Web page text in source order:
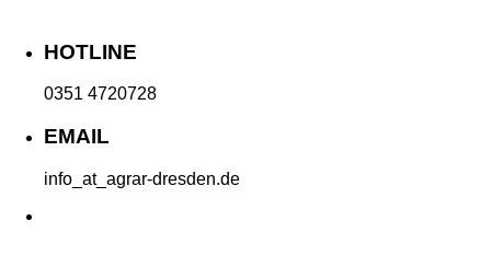
HOTLINE
0351 4720728
EMAIL
info _at_ agrar-dresden.de